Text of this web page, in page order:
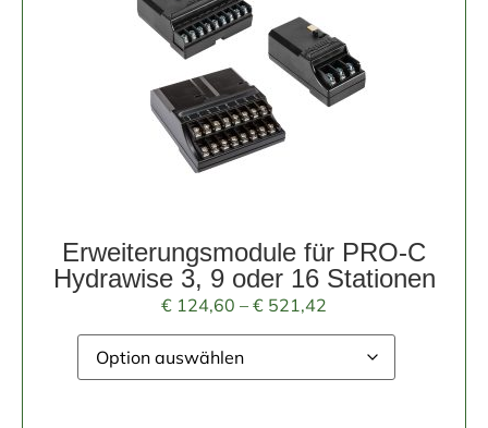
Erweiterungsmodule für PRO-C
Hydrawise 3, 9 oder 16 Stationen
€ 124,60 – € 521,42